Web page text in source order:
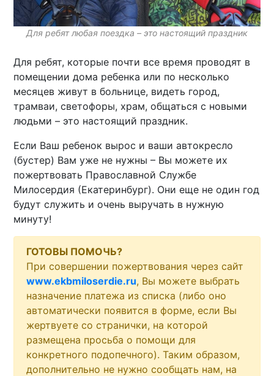
Для ребят любая поездка – это настоящий праздник
Для ребят, которые почти все время проводят в
помещении дома ребенка или по несколько
месяцев живут в больнице, видеть город,
трамваи, светофоры, храм, общаться с новыми
людьми – это настоящий праздник.
Если Ваш ребенок вырос и ваши автокресло
(бустер) Вам уже не нужны – Вы можете их
пожертвовать Православной Службе
Милосердия (Екатеринбург). Они еще не один год
будут служить и очень выручать в нужную
минуту!
ГОТОВЫ ПОМОЧЬ?
При совершении пожертвования через сайт
www.ekbmiloserdie.ru, Вы можете выбрать
назначение платежа из списка (либо оно
автоматически появится в форме, если Вы
жертвуете со странички, на которой
размещена просьба о помощи для
конкретного подопечного). Таким образом,
дополнительно не нужно сообщать нам, на